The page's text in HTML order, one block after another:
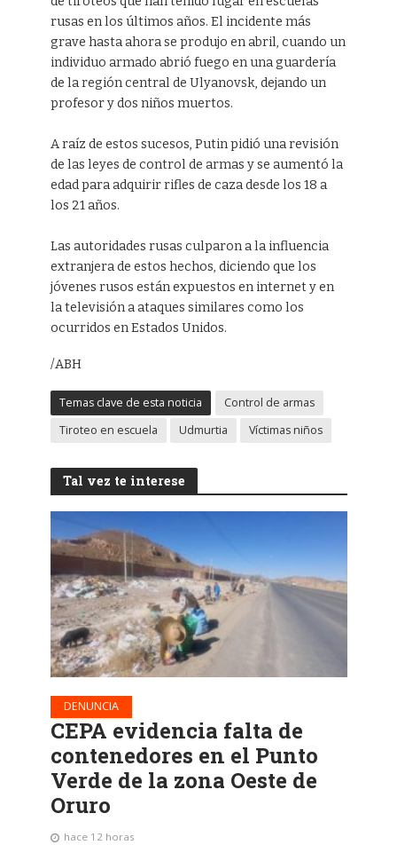
rusas en los últimos años. El incidente más
grave hasta ahora se produjo en abril, cuando un
individuo armado abrió fuego en una guardería
de la región central de Ulyanovsk, dejando un
profesor y dos niños muertos.
A raíz de estos sucesos, Putin pidió una revisión
de las leyes de control de armas y se aumentó la
edad para adquirir rifles de caza desde los 18 a
los 21 años.
Las autoridades rusas culparon a la influencia
extranjera de estos hechos, diciendo que los
jóvenes rusos están expuestos en internet y en
la televisión a ataques similares como los
ocurridos en Estados Unidos.
/ABH
Temas clave de esta noticia
Control de armas
Tiroteo en escuela
Udmurtia Víctimas niños
Tal vez te interese
DENUNCIA
CEPA evidencia falta de
contenedores en el Punto
Verde de la zona Oeste de
Oruro
hace 12 horas